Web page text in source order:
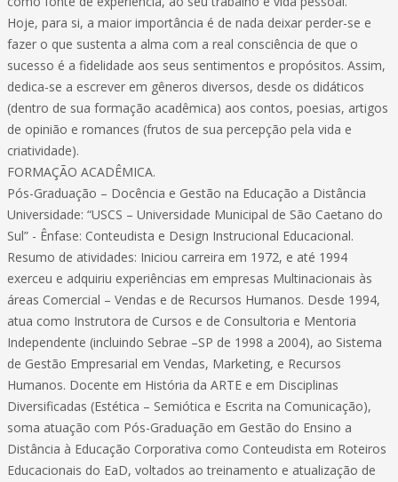
Hoje, para si, a maior importância é de nada deixar perder-se e
fazer o que sustenta a alma com a real consciência de que o
sucesso é a fidelidade aos seus sentimentos e propósitos. Assim,
dedica-se a escrever em gêneros diversos, desde os didáticos
(dentro de sua formação acadêmica) aos contos, poesias, artigos
de opinião e romances (frutos de sua percepção pela vida e
criatividade).
FORMAÇÃO ACADÊMICA.
Pós-Graduação – Docência e Gestão na Educação a Distância
Universidade: “USCS – Universidade Municipal de São Caetano do
Sul” - Ênfase: Conteudista e Design Instrucional Educacional.
Resumo de atividades: Iniciou carreira em 1972, e até 1994
exerceu e adquiriu experiências em empresas Multinacionais às
áreas Comercial – Vendas e de Recursos Humanos. Desde 1994,
atua como Instrutora de Cursos e de Consultoria e Mentoria
Independente (incluindo Sebrae –SP de 1998 a 2004), ao Sistema
de Gestão Empresarial em Vendas, Marketing, e Recursos
Humanos. Docente em História da ARTE e em Disciplinas
Diversificadas (Estética – Semiótica e Escrita na Comunicação),
soma atuação com Pós-Graduação em Gestão do Ensino a
Distância à Educação Corporativa como Conteudista em Roteiros
Educacionais do EaD, voltados ao treinamento e atualização de